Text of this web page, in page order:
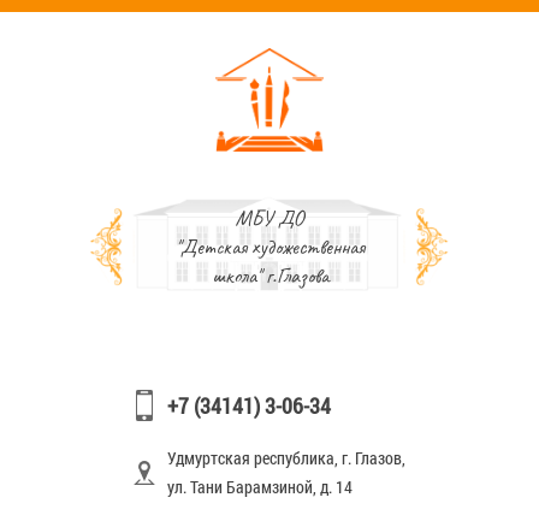
МБУ ДО
"Детская художественная
школа" г.Глазова
+7 (34141) 3-06-34
Удмуртская республика, г. Глазов,
ул. Тани Барамзиной, д. 14